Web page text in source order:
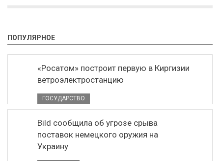
ПОПУЛЯРНОЕ
«Росатом» построит первую в Киргизии
ветроэлектростанцию
ГОСУДАРСТВО
Bild сообщила об угрозе срыва
поставок немецкого оружия на
Украину